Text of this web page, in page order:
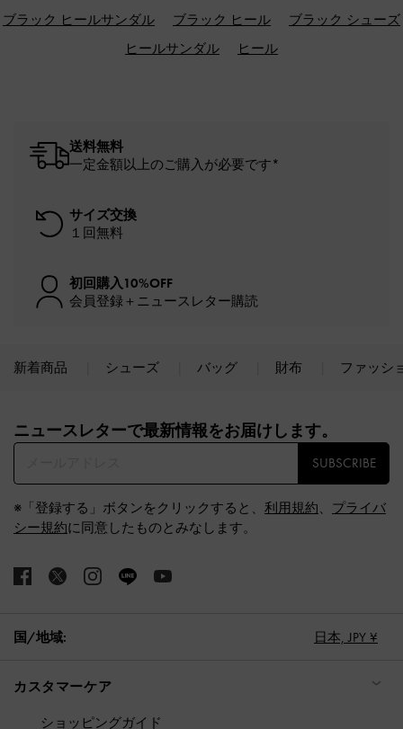
ブラック ヒールサンダル ブラック ヒール
ブラック シューズ
ヒールサンダル
ヒール
送料無料
一定金額以上のご購入が必要です*
サイズ交換
１回無料
初回購入10%OFF
会員登録＋ニュースレター購読
新着商品 シューズ バッグ 財布 ファッシ
ニュースレターで最新情報をお届けします。​
SUBSCRIBE
※「登録する」ボタンをクリックすると、 利用規約、 プライバ
シー規約に同意したものとみなします。
国/地域: 日本, JPY ¥
カスタマーケア
ショッピングガイド